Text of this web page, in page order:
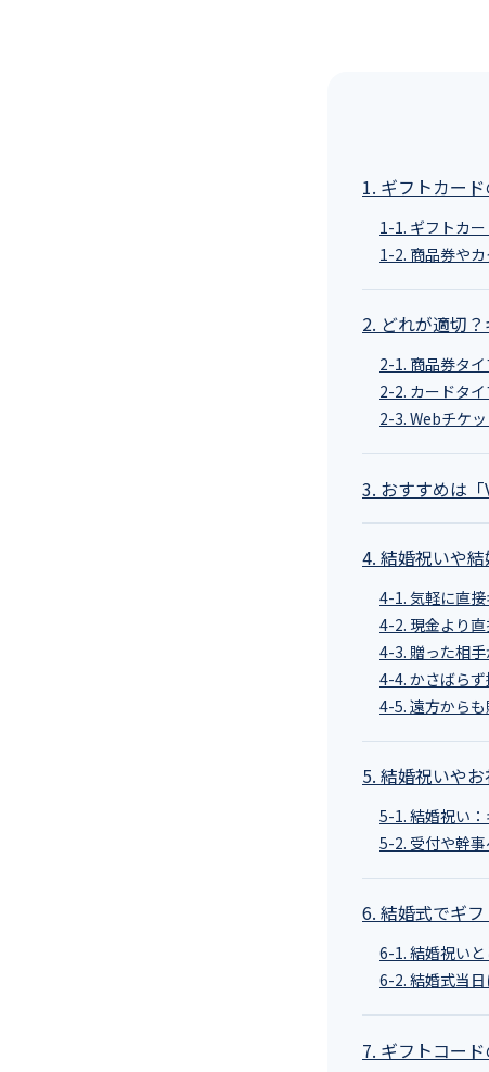
1. ギフトカー
1-1. ギフトカ
1-2. 商品券や
2. どれが適切
2-1. 商品券タイ
2-2. カードタイ
2-3. Webチケ
3. おすすめは「
4. 結婚祝いや
4-1. 気軽に直
4-2. 現金より
4-3. 贈った相
4-4. かさばら
4-5. 遠方からも
5. 結婚祝いや
5-1. 結婚祝い
5-2. 受付や幹
6. 結婚式でギ
6-1. 結婚祝い
6-2. 結婚式当
7. ギフトコー